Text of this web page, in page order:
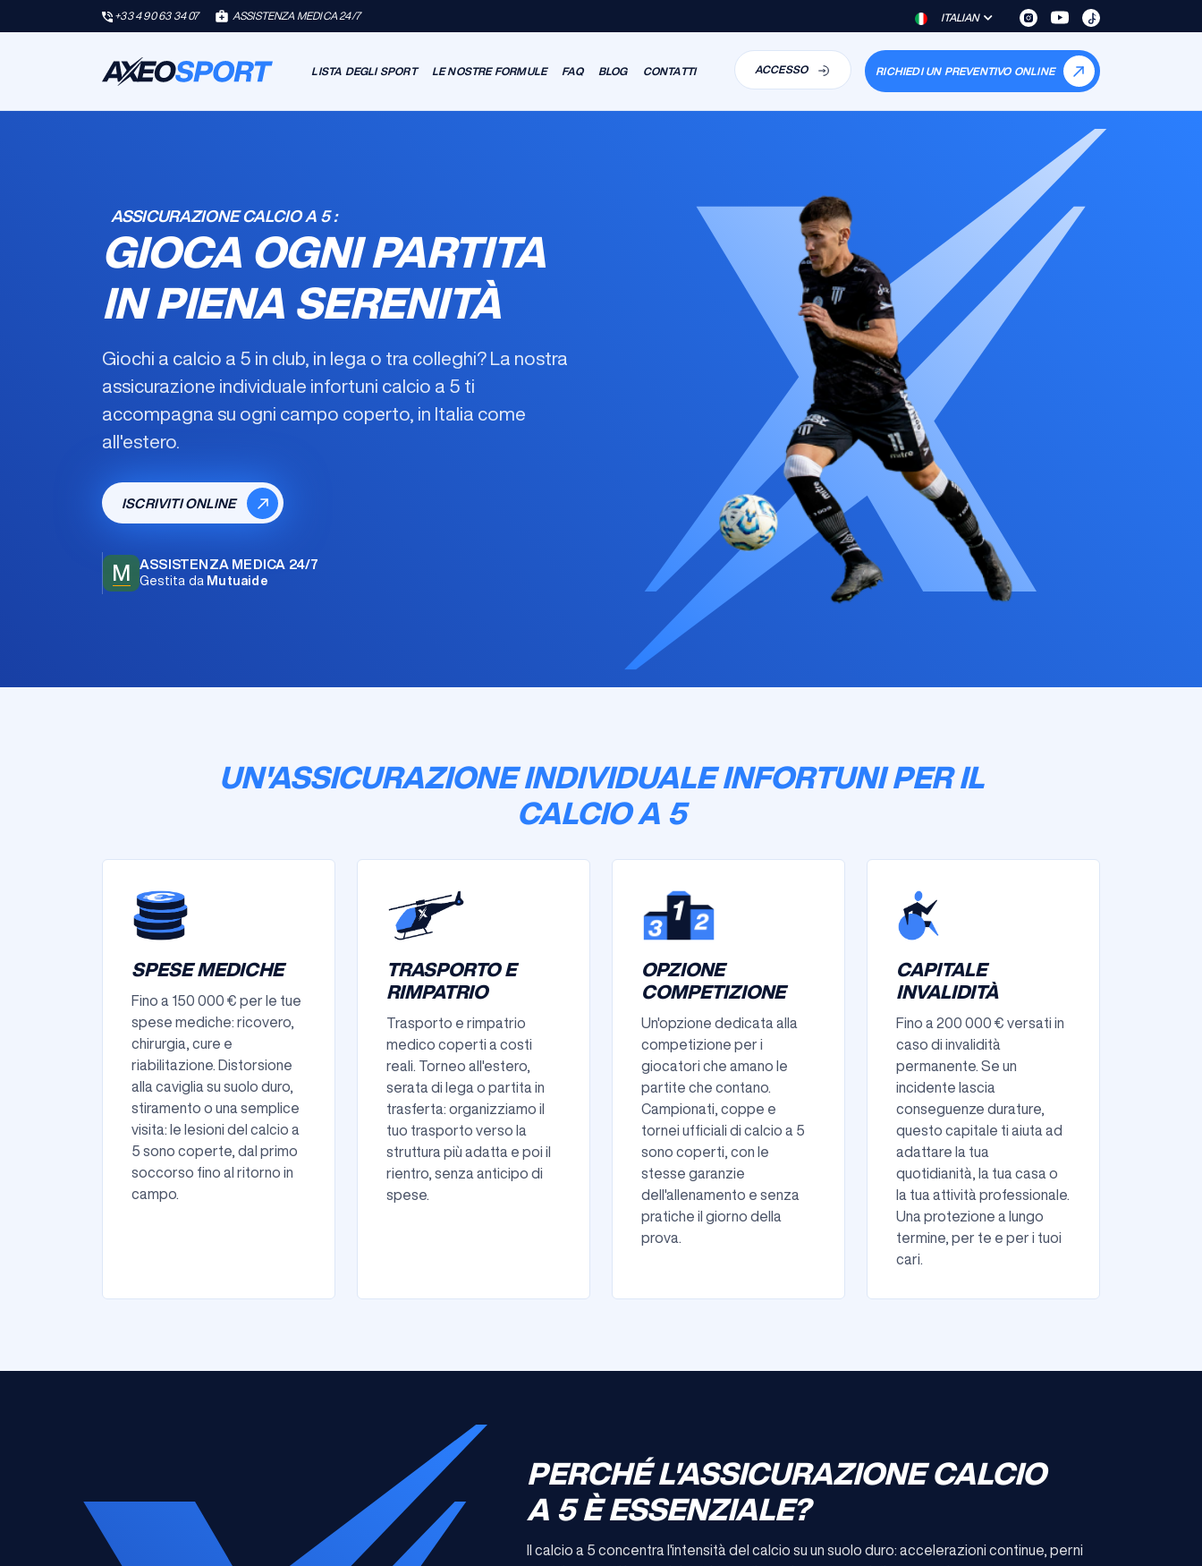
+33 4 90 63 34 07 ASSISTENZA MEDICA 24/7 ITALIAN
LISTA DEGLI SPORT LE NOSTRE FORMULE FAQ BLOG CONTATTI ACCESSO RICHIEDI UN PREVENTIVO ONLINE
ASSICURAZIONE CALCIO A 5 :
GIOCA OGNI PARTITA
IN PIENA SERENITÀ
Giochi a calcio a 5 in club, in lega o tra colleghi? La nostra
assicurazione individuale infortuni calcio a 5 ti
accompagna su ogni campo coperto, in Italia come
all'estero.
ISCRIVITI ONLINE
M ASSISTENZA MEDICA 24/7
Gestita da Mutuaide
UN'ASSICURAZIONE INDIVIDUALE INFORTUNI PER IL
CALCIO A 5
SPESE MEDICHE
Fino a 150 000 € per le tue
spese mediche: ricovero,
chirurgia, cure e
riabilitazione. Distorsione
alla caviglia su suolo duro,
stiramento o una semplice
visita: le lesioni del calcio a
5 sono coperte, dal primo
soccorso fino al ritorno in
campo.
TRASPORTO E
RIMPATRIO
Trasporto e rimpatrio
medico coperti a costi
reali. Torneo all'estero,
serata di lega o partita in
trasferta: organizziamo il
tuo trasporto verso la
struttura più adatta e poi il
rientro, senza anticipo di
spese.
OPZIONE
COMPETIZIONE
Un'opzione dedicata alla
competizione per i
giocatori che amano le
partite che contano.
Campionati, coppe e
tornei ufficiali di calcio a 5
sono coperti, con le
stesse garanzie
dell'allenamento e senza
pratiche il giorno della
prova.
CAPITALE
INVALIDITÀ
Fino a 200 000 € versati in
caso di invalidità
permanente. Se un
incidente lascia
conseguenze durature,
questo capitale ti aiuta ad
adattare la tua
quotidianità, la tua casa o
la tua attività professionale.
Una protezione a lungo
termine, per te e per i tuoi
cari.
PERCHÉ L'ASSICURAZIONE CALCIO
A 5 È ESSENZIALE?
Il calcio a 5 concentra l'intensità del calcio su un suolo duro: accelerazioni continue, perni